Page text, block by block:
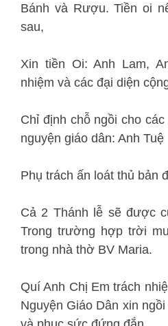
Bánh và Rượu. Tiền oi
sau,
Xin tiền Oi: Anh Lam,
nhiệm và các đại diện
Chỉ định chỗ ngồi cho
nguyện giáo dân: Anh Tuệ
Phụ trách ấn loát thủ bản
Cả 2 Thánh lễ sẽ được
Trong trường hợp trời
trong nhà thờ BV Maria.
Quí Anh Chị Em trách
Nguyện Giáo Dân xin